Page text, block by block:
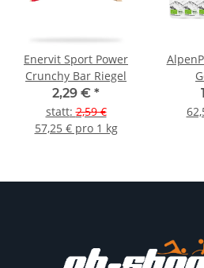
Enervit Sport Power
Crunchy Bar Riegel
2,29 € *
statt:2,59 €
57,25 € pro 1 kg